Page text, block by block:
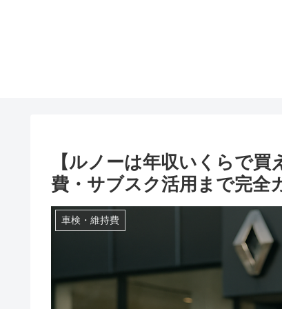
【ルノーは年収いくらで
費・サブスク活用まで完全
車検・維持費